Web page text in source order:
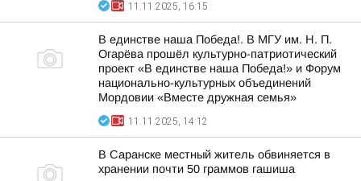
11.11.2025, 16:15
В единстве наша Победа!. В МГУ им. Н. П.
Огарёва прошёл культурно-патриотический
проект «В единстве наша Победа!» и Форум
национально-культурных объединений
Мордовии «Вместе дружная семья»
11.11.2025, 14:12
В Саранске местный житель обвиняется в
хранении почти 50 граммов гашиша